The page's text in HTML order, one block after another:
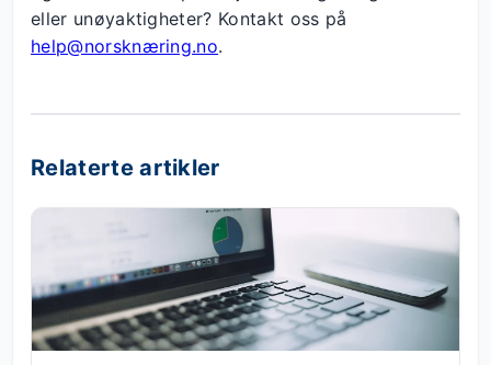
eller unøyaktigheter? Kontakt oss på
help@norsknæring.no.
Relaterte artikler